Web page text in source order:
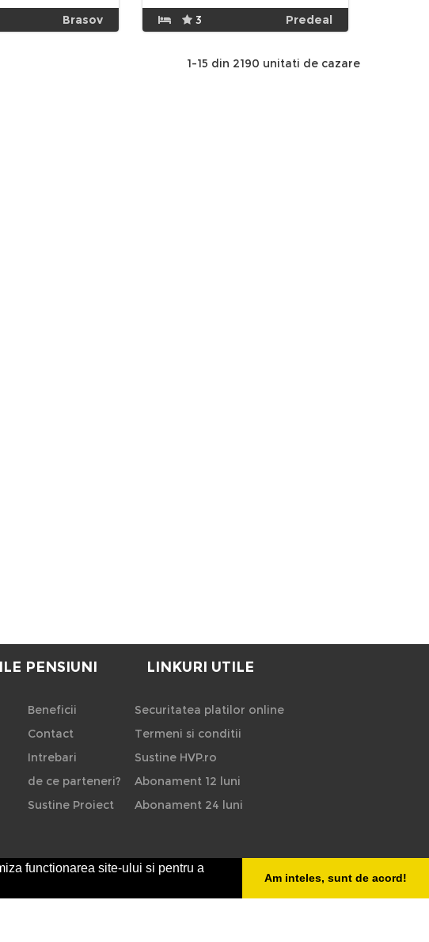
functionarea site-ului si pentru a
Am inteles, sunt de acord!
Brasov 3 Predeal
1-15 din 2190 unitati de cazare
PENSIUNI
Beneficii
Contact
Intrebari
de ce parteneri?
Sustine Proiect
LINKURI UTILE
Securitatea platilor online
Termeni si conditii
Sustine HVP.ro
Abonament 12 luni
Abonament 24 luni